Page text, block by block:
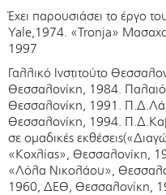
Έχει παρουσιάσει το έργο
Yale,1974. «Tronja»
1997
Γαλλικό Ινστιτούτο
Θεσσαλονίκη, 1984.
Θεσσαλονίκη, 1991.
Θεσσαλονίκη, 1994.
σε ομαδικές
«Κοχλίας», Θεσσαλονίκη,
«Λόλα Νικολάου»,
1960, ΔΕΘ, Θεσσαλονίκη,